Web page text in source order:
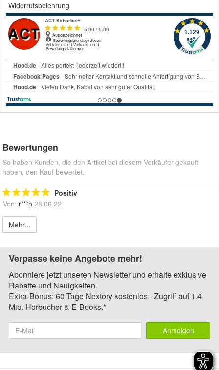
Widerrufsbelehrung
Bewertungen
So haben Kunden, die den Artikel bei diesem Verkäufer gekauft
haben, den Kauf bewertet.
Positiv
Von: r***h 28.06.22
Mehr...
Verpasse keine Angebote mehr!
Abonniere jetzt unseren Newsletter und erhalte exklusive
Rabatte und Neuigkeiten.
Extra-Bonus: 60 Tage Nextory kostenlos - Zugriff auf 1,4
Mio. Hörbücher & E-Books.*
Anmelden